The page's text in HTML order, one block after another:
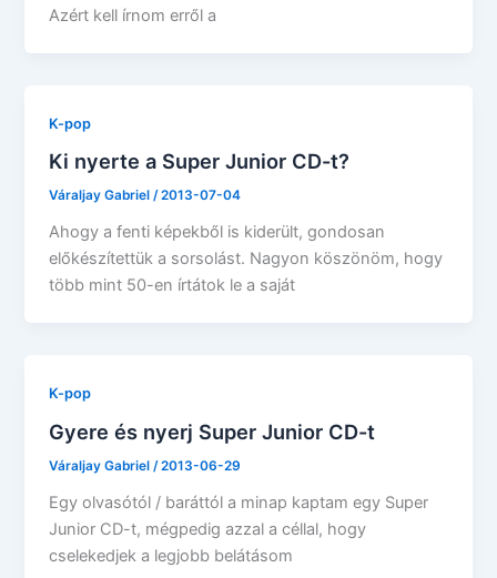
Azért kell írnom erről a
K-pop
Ki nyerte a Super Junior CD-t?
Váraljay Gabriel/2013-07-04
Ahogy a fenti képekből is kiderült, gondosan
előkészítettük a sorsolást. Nagyon köszönöm, hogy
több mint 50-en írtátok le a saját
K-pop
Gyere és nyerj Super Junior CD-t
Váraljay Gabriel /2013-06-29
Egy olvasótól / baráttól a minap kaptam egy Super
Junior CD-t, mégpedig azzal a céllal, hogy
cselekedjek a legjobb belátásom